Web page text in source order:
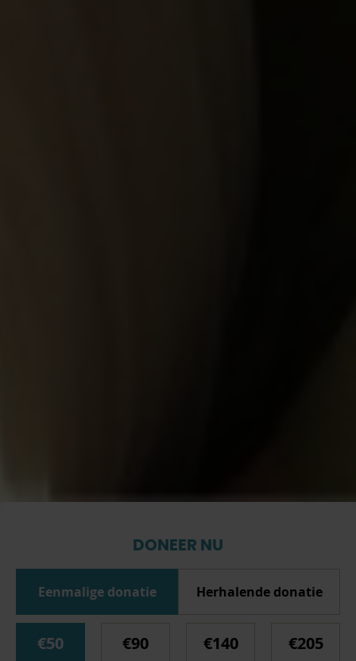
DONEER NU
Eenmalige donatie Herhalende donatie
€50 €90 €140 €205